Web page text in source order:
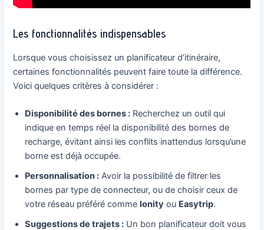
Les fonctionnalités indispensables
Lorsque vous choisissez un planificateur d’itinéraire,
certaines fonctionnalités peuvent faire toute la différence.
Voici quelques critères à considérer :
Disponibilité des bornes : Recherchez un outil qui
indique en temps réel la disponibilité des bornes de
recharge, évitant ainsi les conflits inattendus lorsqu’une
borne est déjà occupée.
Personnalisation : Avoir la possibilité de filtrer les
bornes par type de connecteur, ou de choisir ceux de
votre réseau préféré comme Ionity ou Easytrip.
Suggestions de trajets : Un bon planificateur doit vous